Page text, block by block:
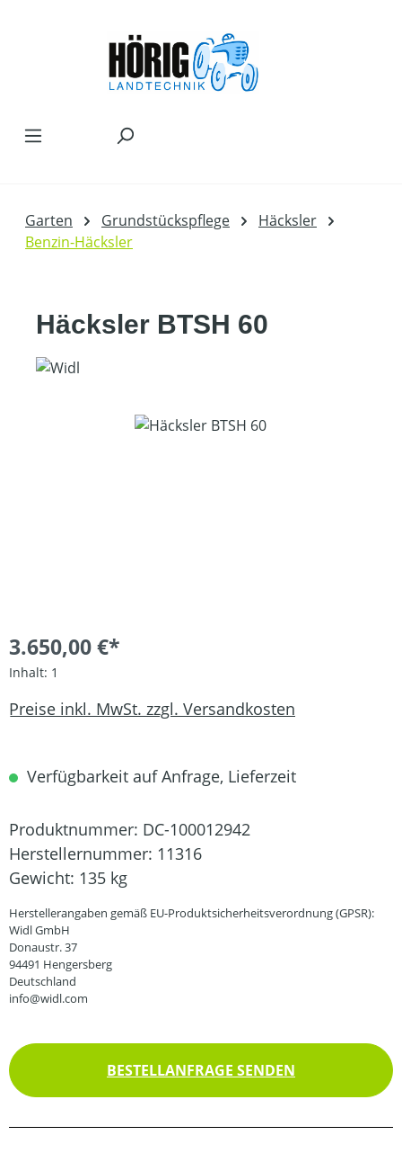
Garten Grundstückspflege
Häcksler
Benzin-Häcksler
Häcksler BTSH 60
Bildergalerie überspringen
3.650,00 €*
Inhalt: 1
Preise inkl. MwSt. zzgl. Versandkosten
Verfügbarkeit auf Anfrage, Lieferzeit
Produktnummer: DC-100012942
Herstellernummer: 11316
Gewicht: 135 kg
Herstellerangaben gemäß EU-Produktsicherheitsverordnung (GPSR):
Widl GmbH
Donaustr. 37
94491 Hengersberg
Deutschland
info@widl.com
BESTELLANFRAGE SENDEN